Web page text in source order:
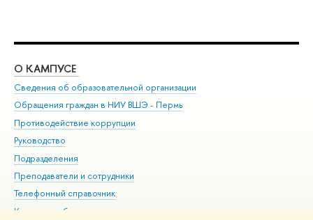
О КАМПУСЕ
Сведения об образовательной организации
Обращения граждан в НИУ ВШЭ - Пермь
Противодействие коррупции
Руководство
Подразделения
Преподаватели и сотрудники
Телефонный справочник
Корпуса и общежития